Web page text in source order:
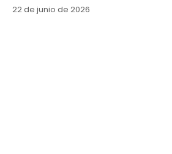
22 de junio de 2026